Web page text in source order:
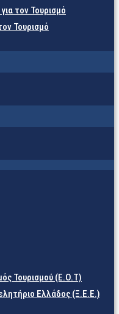
τον Τουρισμό
Τουρισμό
Τουρισμού (Ε.Ο.Τ)
Ελλάδος (Ξ.Ε.Ε.)